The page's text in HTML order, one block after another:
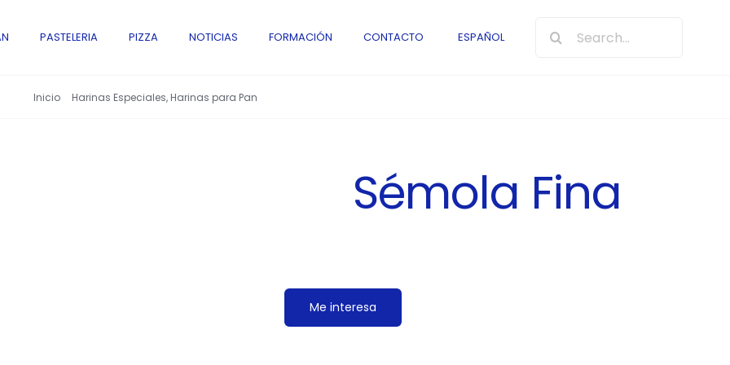
PASTELERIA PIZZA NOTICIAS FORMACIÓN CONTACTO ESPAÑOL Buscar:
Inicio Harinas Especiales Harinas para Pan
Sémola Fina
Me interesa